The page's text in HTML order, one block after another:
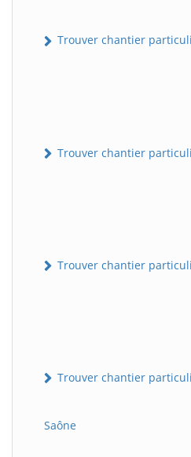
Trouver chantier
Trouver chantier
Trouver chantier
Trouver chantier
Saône